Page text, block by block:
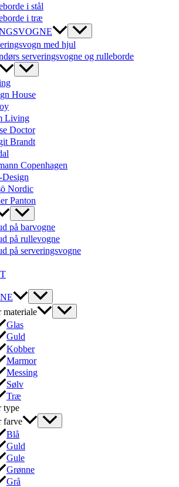
i stål
i træ
med hjul
serveringsvogne og rulleborde
House
Living
Doctor
Brandt
Copenhagen
Design
Nordic
Panton
på barvogne
på rullevogne
på serveringsvogne
materiale
Glas
Guld
Kobber
Marmor
Messing
Sølv
Træ
type
farve
Blå
Guld
Gule
Grønne
Grå